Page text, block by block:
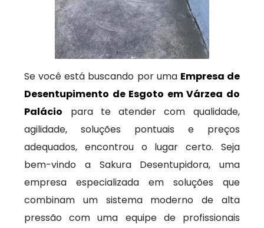
Se você está buscando por uma Empresa de
Desentupimento de Esgoto em Várzea do
Palácio para te atender com qualidade,
agilidade, soluções pontuais e preços
adequados, encontrou o lugar certo. Seja
bem-vindo a Sakura Desentupidora, uma
empresa especializada em soluções que
combinam um sistema moderno de alta
pressão com uma equipe de profissionais